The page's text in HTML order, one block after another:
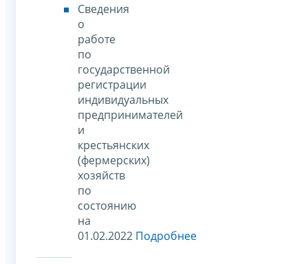
Сведения
о
работе
по
государственной
регистрации
индивидуальных
предпринимателей
и
крестьянских
(фермерских)
хозяйств
по
состоянию
на
01.02.2022 Подробнее